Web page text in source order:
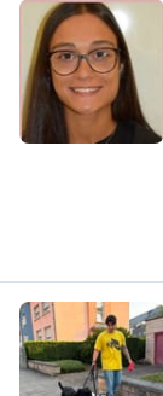
L
D